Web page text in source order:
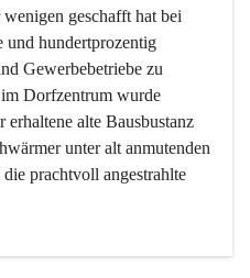
geschafft hat bei
und hundertprozentig
Gewerbebetriebe zu
Dorfzentrum wurde
alte Bausbustanz
unter alt anmutenden
prachtvoll angestrahlte
mehr, ist aber integrativer